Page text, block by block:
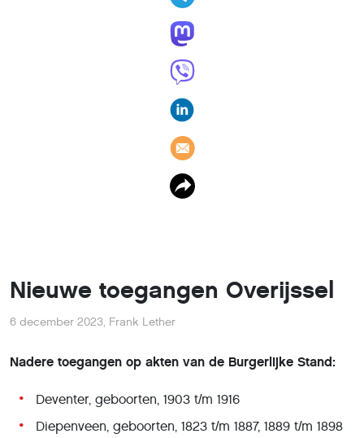
Nieuwe toegangen Overijssel
6 december 2023, Frank Lether
Nadere toegangen op akten van de Burgerlijke Stand:
Deventer, geboorten, 1903 t/m 1916
Diepenveen, geboorten, 1823 t/m 1887, 1889 t/m 1898